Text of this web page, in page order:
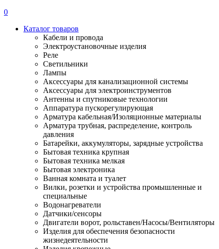
0
Каталог товаров
Кабели и провода
Электроустановочные изделия
Реле
Светильники
Лампы
Аксессуары для канализационной системы
Аксессуары для электроинструментов
Антенны и спутниковые технологии
Аппаратура пускорегулирующая
Арматура кабельная/Изоляционные материалы
Арматура трубная, распределение, контроль
давления
Батарейки, аккумуляторы, зарядные устройства
Бытовая техника крупная
Бытовая техника мелкая
Бытовая электроника
Ванная комната и туалет
Вилки, розетки и устройства промышленные и
специальные
Водонагреватели
Датчики/сенсоры
Двигатели ворот, рольставен/Насосы/Вентиляторы
Изделия для обеспечения безопасности
жизнедеятельности